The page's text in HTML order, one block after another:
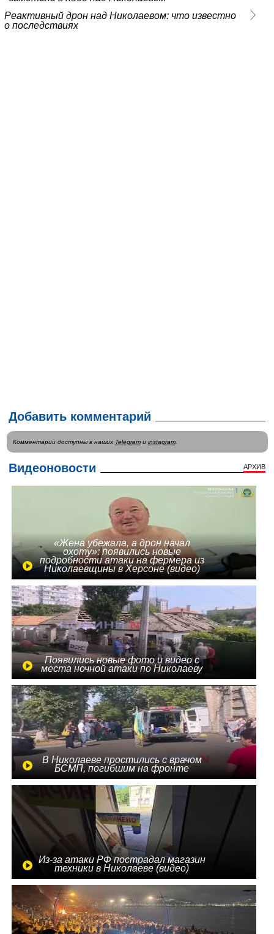
Реактивный дрон над Николаевом: что известно
о последствиях
Добавить комментарий
Комментарии доступны в наших Telegramи instagram.
Видеоновости АРХИВ
«Жена убежала, а дрон начал
охоту»: появились новые
подробности атаки на фермера из
Николаевщины в Херсоне (видео)
Появились новые фото и видео с
места ночной атаки по Николаеву
В Николаеве простились с врачом
БСМП, погибшим на фронте
Из-за атаки РФ пострадал магазин
техники в Николаеве (видео)